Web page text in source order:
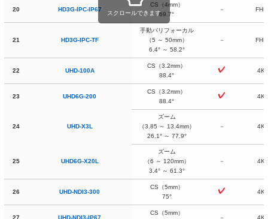
20 HD3G-IPC-IP67
CS （4mm）
69.7°
－ FHD
21 HD3G-IPC-TF
手動バリフォーカル
（5 ～ 50mm）
6.4° ～ 58.2°
－ FHD
22 UHD-100A
CS（3.2mm）
88.4°
4K
23 UHD6G-200
CS（3.2mm）
88.4°
4K
24 UHD-X3L
ズーム
（3.85 ～ 13.4mm）
26.1° ～ 77.9°
－ 4K
25 UHD6G-X20L
ズーム
（6 ～ 120mm）
3.4° ～ 61.3°
－ 4K
26 UHD-NDI3-300
CS（5mm）
75°
4K
27 UHD-NDI3-IP67
CS（5mm）
－ 4K
スクロールできます